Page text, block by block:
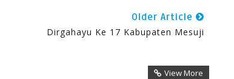
Older Article
Dirgahayu Ke 17 Kabupaten Mesuji
View More